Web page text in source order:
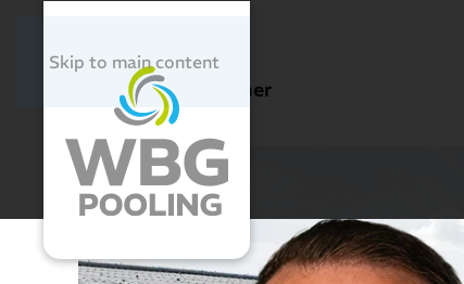
Skip to main content
Schlagwort: ecoliner